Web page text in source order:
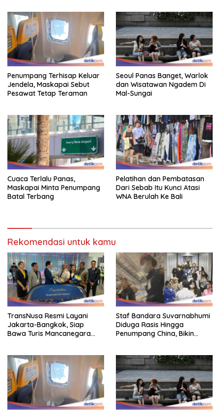
Penumpang Terhisap Keluar
Jendela, Maskapai Sebut
Pesawat Tetap Teraman
Seoul Panas Banget, Warlok
dan Wisatawan Ngadem Di
Mal-Sungai
Cuaca Terlalu Panas,
Maskapai Minta Penumpang
Batal Terbang
Pelatihan dan Pembatasan
Dari Sebab Itu Kunci Atasi
WNA Berulah Ke Bali
Rekomendasi untuk kamu
TransNusa Resmi Layani
Jakarta-Bangkok, Siap
Bawa Turis Mancanegara
Staf Bandara Suvarnabhumi
Diduga Rasis Hingga
Penumpang China, Bikin